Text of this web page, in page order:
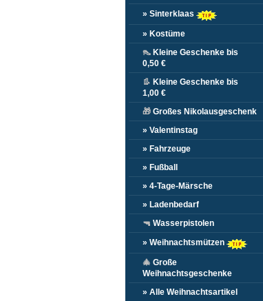
» Sinterklaas
» Kostüme
👠 Kleine Geschenke bis
0,50 €
👢 Kleine Geschenke bis
1,00 €
🎁 Großes Nikolausgeschenk
» Valentinstag
» Fahrzeuge
» Fußball
» 4-Tage-Märsche
» Ladenbedarf
🔫 Wasserpistolen
» Weihnachtsmützen
🎄 Große
Weihnachtsgeschenke
» Alle Weihnachtsartikel